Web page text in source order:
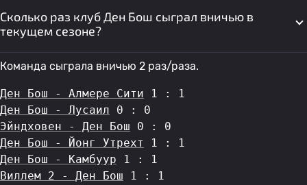
Сколько раз клуб Ден Бош сыграл вничью в
текущем сезоне?
Команда сыграла вничью 2 раз/раза.
Ден Бош - Алмере Сити 1 : 1
Ден Бош - Лусаил 0 : 0
Эйндховен - Ден Бош 0 : 0
Ден Бош - Йонг Утрехт
1 : 1
Ден Бош - Камбуур 1 : 1
Виллем 2 - Ден Бош 1 : 1